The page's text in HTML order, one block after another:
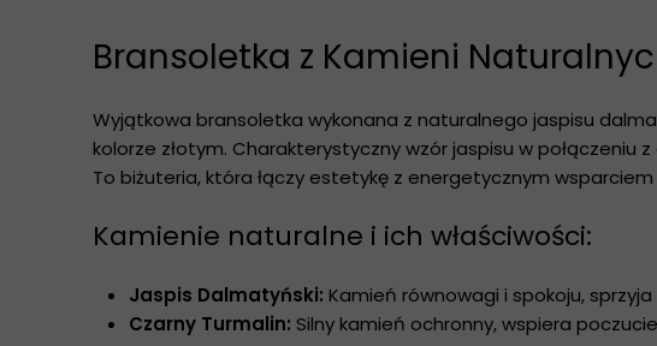
Bransoletka z Kamieni
Wyjątkowa bransoletka wykonana z naturalnego jaspisu
kolorze złotym. Charakterystyczny wzór jaspisu w połączeniu
To biżuteria, która łączy estetykę z energetycznym
Kamienie naturalne i ich właściwości:
Jaspis Dalmatyński: Kamień równowagi i spokoju,
Czarny Turmalin: Silny kamień ochronny, wspiera